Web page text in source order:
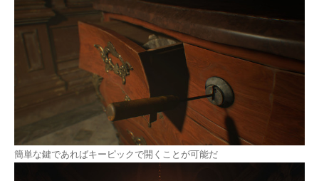
簡単な鍵であればキーピックで開くことが可能だ